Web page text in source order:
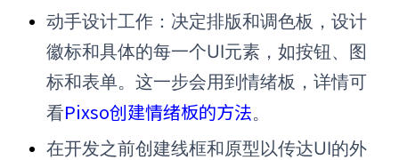
动手设计工作：决定排版和调色板，设计
徽标和具体的每一个UI元素，如按钮、图
标和表单。这一步会用到情绪板，详情可
看Pixso创建情绪板的方法。
在开发之前创建线框和原型以传达UI的外